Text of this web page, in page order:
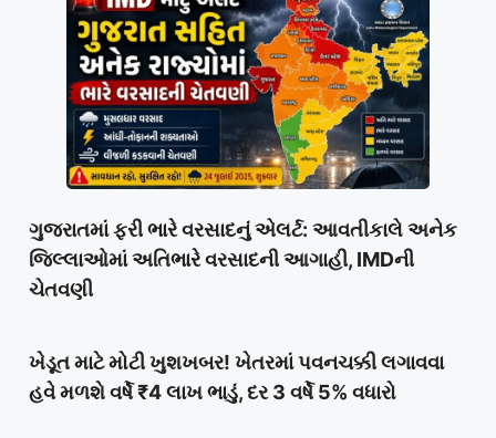
ગુજરાતમાં ફરી ભારે વરસાદનું એલર્ટ: આવતીકાલે અનેક
જિલ્લાઓમાં અતિભારે વરસાદની આગાહી, IMDની
ચેતવણી
ખેડૂત માટે મોટી ખુશખબર! ખેતરમાં પવનચક્કી લગાવવા
હવે મળશે વર્ષે ₹4 લાખ ભાડું, દર 3 વર્ષે 5% વધારો